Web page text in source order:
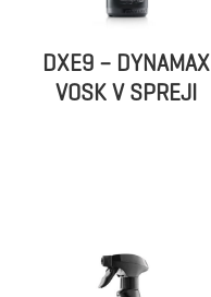
DXE9 – DYNAMAX
VOSK V SPREJI